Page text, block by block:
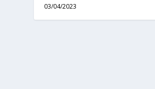
03/04/2023